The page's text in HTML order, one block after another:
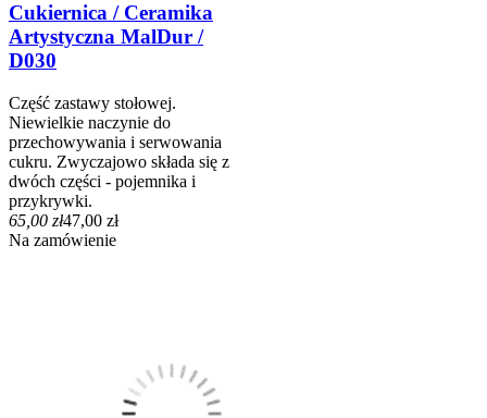
Cukiernica / Ceramika
Artystyczna MalDur /
D030
Część zastawy stołowej.
Niewielkie naczynie do
przechowywania i serwowania
cukru. Zwyczajowo składa się z
dwóch części - pojemnika i
przykrywki.
65,00 zł47,00 zł
Na zamówienie